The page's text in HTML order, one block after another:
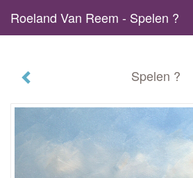
Roeland Van Reem - Spelen ?
Spelen ?